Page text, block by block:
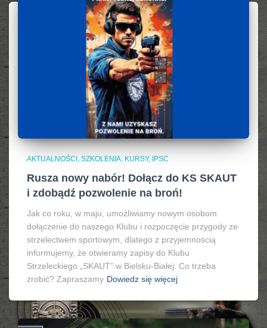
AKTUALNOŚCI, SZKOLENIA, KURSY, IPSC
Rusza nowy nabór! Dołącz do KS SKAUT
i zdobądź pozwolenie na broń!
Jak co roku, w maju, umożliwiamy nowym osobom
dołączenie do naszego Klubu i rozpoczęcie przygody ze
strzelectwem sportowym, dlatego z przyjemnością
informujemy, że otwieramy zapisy do Klubu
Strzeleckiego „SKAUT” w Bielsku-Białej. Co trzeba
zrobić? Zapraszamy Dowiedz się więcej